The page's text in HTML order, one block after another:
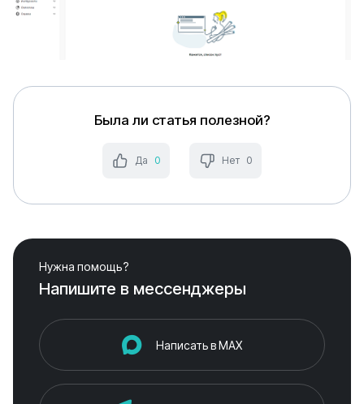
Была ли статья полезной?
Да 0 Нет 0
Нужна помощь?
Напишите в мессенджеры
Написать в MAX